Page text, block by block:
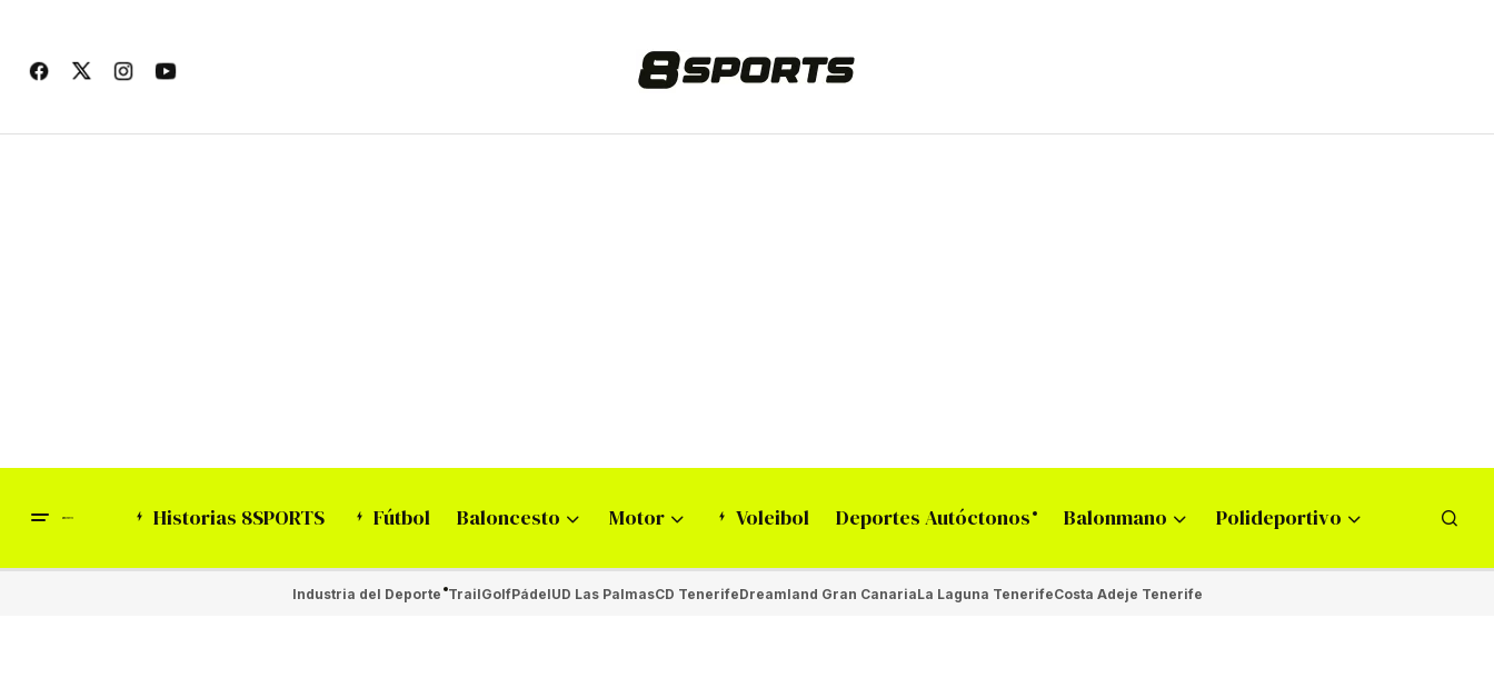
Historias 8SPORTS Fútbol Baloncesto Motor Voleibol Deportes Autóctonos Balonmano Polideportivo
Industria del Deporte TrailGolfPádelUD Las PalmasCD TenerifeDreamland Gran CanariaLa Laguna TenerifeCosta Adeje Tenerife